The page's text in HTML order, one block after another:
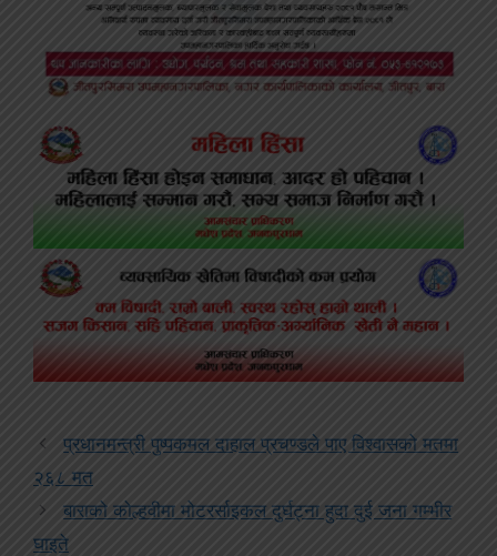
प्रधानमन्त्री पुष्पकमल दाहाल प्रचण्डले पाए विश्वासको मतमा
२६८ मत
बाराको कोल्हवीमा मोटरर्साइकल दुर्घट्ना हुदा दुई जना गम्भीर
घाइते